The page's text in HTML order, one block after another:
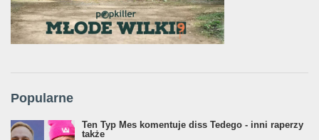
Popularne
Ten Typ Mes komentuje diss Tedego - inni raperzy
także